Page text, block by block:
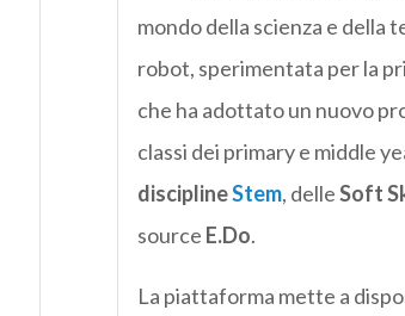
mondo della scienza e della
robot, sperimentata per la
che ha adottato un nuovo
classi dei primary e middle
disciplineStem, delleSoft
source E.Do.
La piattaforma mette a